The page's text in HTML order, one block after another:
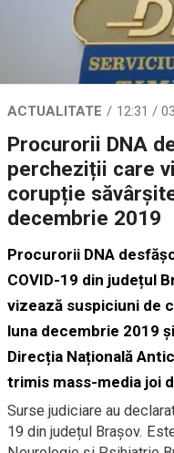
ACTUALITATE 12:31 /
Procurorii DNA
percheziții care
corupție
decembrie 2019
Procurorii DNA
COVID-19 din județul
vizează suspiciuni de
luna decembrie 2019
Direcția Națională
trimis mass-media joi
Surse judiciare au
19 din județul Brașov.